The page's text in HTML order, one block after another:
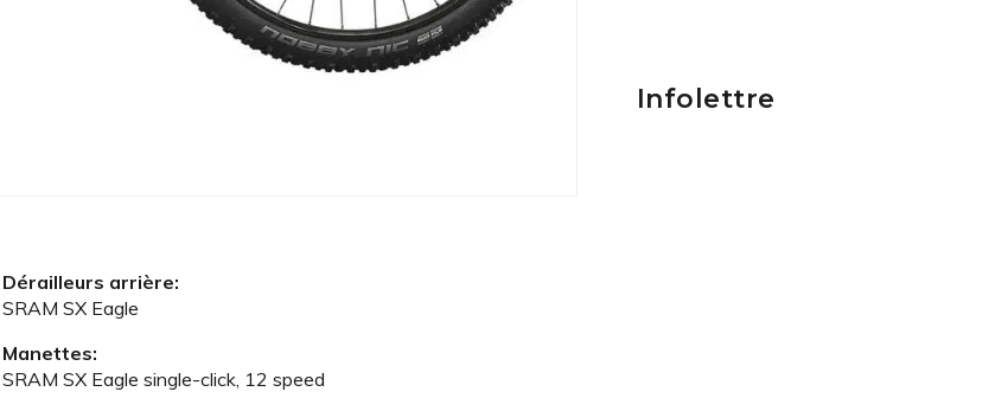
Dérailleurs arrière:
SRAM SX Eagle
Manettes:
SRAM SX Eagle single-click, 12 speed
Infolettre